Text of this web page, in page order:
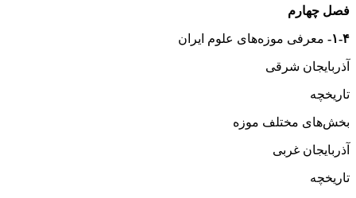
فصل چهارم
۱-۴- معرفی موزه‌های علوم ایران
آذربایجان شرقی
تاریخچه
بخش‌های مختلف موزه
آذربایجان غربی
تاریخچه